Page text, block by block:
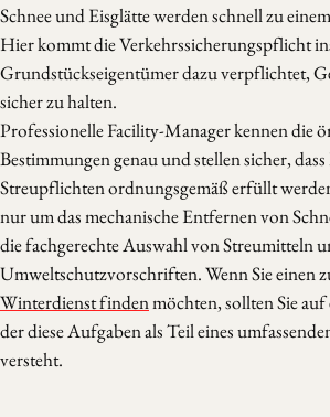
Schnee und Eisglätte werden schnell zu
Hier kommt die Verkehrssicherungspflicht
Grundstückseigentümer dazu verpflichtet,
sicher zu halten.
Professionelle Facility-Manager kennen die
Bestimmungen genau und stellen sicher,
Streupflichten ordnungsgemäß erfüllt
nur um das mechanische Entfernen von
die fachgerechte Auswahl von Streumitteln
Umweltschutzvorschriften. Wenn Sie einen
Winterdienst findenmöchten, sollten Sie
der diese Aufgaben als Teil eines
versteht.